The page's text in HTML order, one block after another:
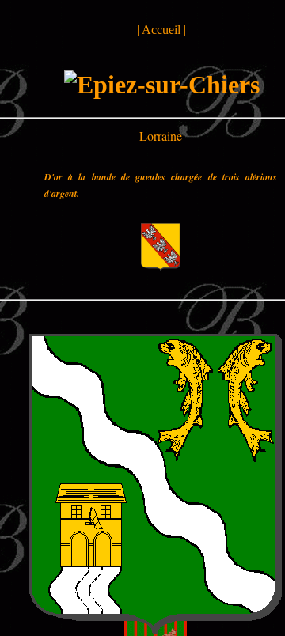
| Accueil |
Lorraine
D'or à la bande de gueules chargée de trois alérions
d'argent.